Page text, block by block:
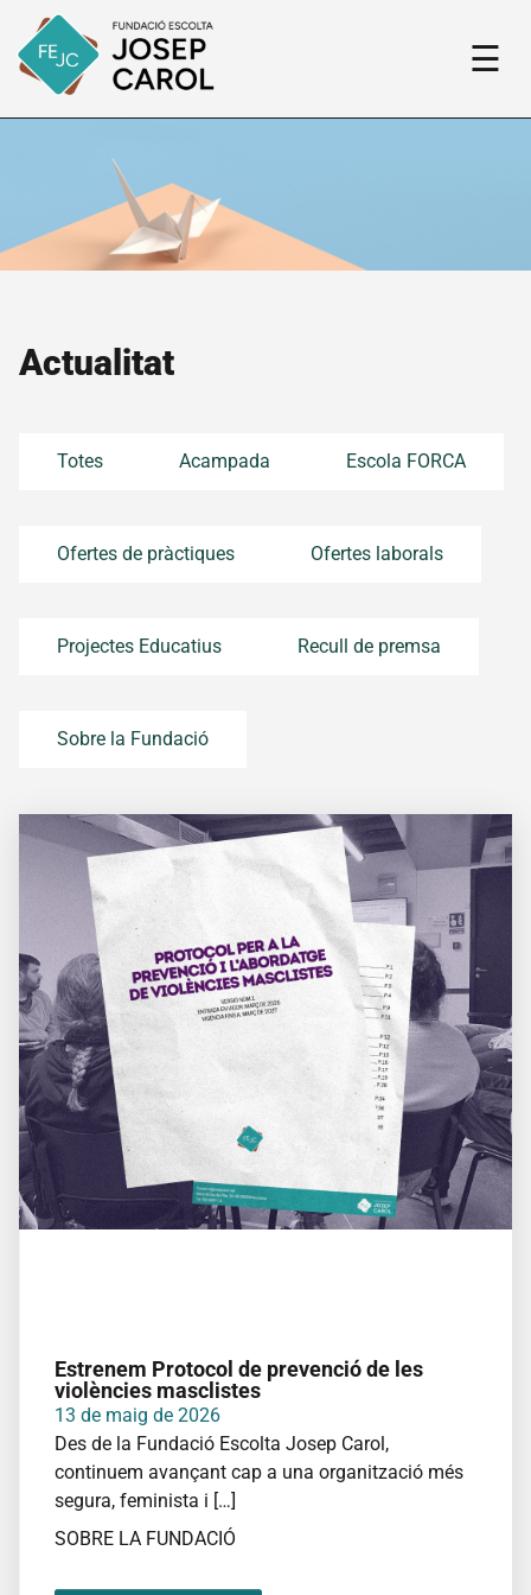
Fundació
projecte
Història
Fem
xarxa
Transparència
Fes un
donatiu
Escoltes
Catalans
Projectes
Quico
Sabaté
Camps
treball
Dinamització
Forca
Coneix
l’Escola
Forca
Formacions
formatiu
Preguntes
☰
Actualitat
Totes Acampada Escola FORCA
Ofertes de pràctiques Ofertes laborals
Projectes Educatius Recull de premsa
Sobre la Fundació
Estrenem Protocol de prevenció de les
violències masclistes
13 de maig de 2026
Des de la Fundació Escolta Josep Carol,
continuem avançant cap a una organització més
segura, feminista i […]
SOBRE LA FUNDACIÓ